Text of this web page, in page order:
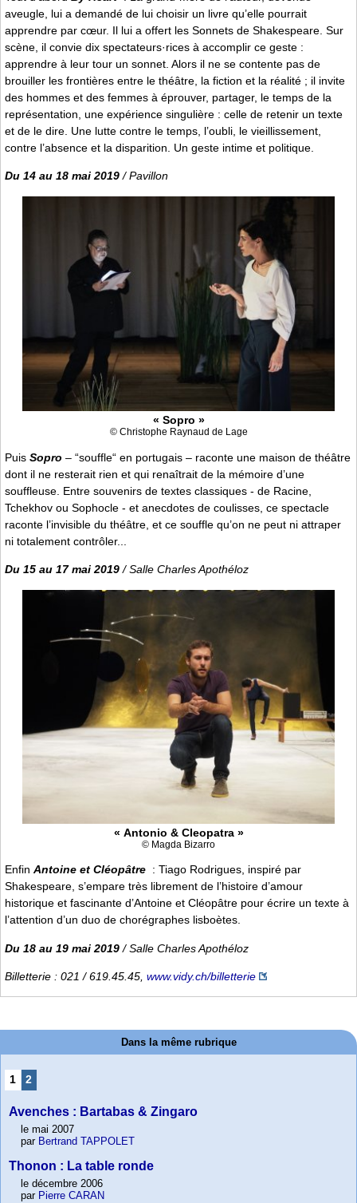
aveugle, lui a demandé de lui choisir un livre qu’elle pourrait
apprendre par cœur. Il lui a offert les Sonnets de Shakespeare. Sur
scène, il convie dix spectateurs·rices à accomplir ce geste :
apprendre à leur tour un sonnet. Alors il ne se contente pas de
brouiller les frontières entre le théâtre, la fiction et la réalité ; il invite
des hommes et des femmes à éprouver, partager, le temps de la
représentation, une expérience singulière : celle de retenir un texte
et de le dire. Une lutte contre le temps, l’oubli, le vieillissement,
contre l’absence et la disparition. Un geste intime et politique.
Du 14 au 18 mai 2019/ Pavillon
« Sopro »
© Christophe Raynaud de Lage
Puis Sopro – “souffle“ en portugais – raconte une maison de théâtre
dont il ne resterait rien et qui renaîtrait de la mémoire d’une
souffleuse. Entre souvenirs de textes classiques - de Racine,
Tchekhov ou Sophocle - et anecdotes de coulisses, ce spectacle
raconte l’invisible du théâtre, et ce souffle qu’on ne peut ni attraper
ni totalement contrôler...
Du 15 au 17 mai 2019/ Salle Charles Apothéloz
« Antonio & Cleopatra »
© Magda Bizarro
Enfin Antoine et Cléopâtre : Tiago Rodrigues, inspiré par
Shakespeare, s’empare très librement de l’histoire d’amour
historique et fascinante d’Antoine et Cléopâtre pour écrire un texte à
l’attention d’un duo de chorégraphes lisboètes.
Du 18 au 19 mai 2019/ Salle Charles Apothéloz
Billetterie : 021 / 619.45.45, www.vidy.ch/billetterie
Dans la même rubrique
1 2
Avenches : Bartabas & Zingaro
le mai 2007
par Bertrand TAPPOLET
Thonon : La table ronde
le décembre 2006
par Pierre CARAN